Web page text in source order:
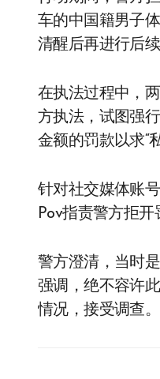
车的中国籍男子
清醒后再进行后续
在执法过程中，
方执法，试图强
金额的罚款以求“
针对社交媒体账号
Pov指责警方拒
警方澄清，当时
强调，绝不容许
情况，接受调查。